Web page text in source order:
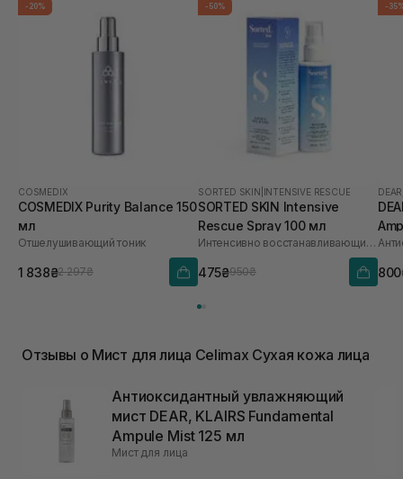
-20%
COSMEDIX
COSMEDIX Purity Balance 150
мл
Отшелушивающий тоник
1 838₴2 297₴
-50%
SORTED SKIN INTENSIVE RESCUE
SORTED SKIN Intensive
Rescue Spray 100 мл
Интенсивно восстанавливающий спрей для кожи
475₴950₴
-
Отзывы о Мист для лица Celimax Сухая кожа лица
Антиоксидантный увлажняющий
мист DEAR, KLAIRS Fundamental
Ampule Mist 125 мл
Мист для лица